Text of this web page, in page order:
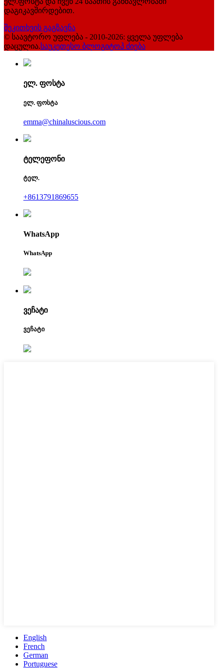
დაგიკავშირდებით.
შეკითხვის გაგზავნა
© საავტორო უფლება - 2010-2026: ყველა უფლება
დაცულია.საუკეთესო ბლოგიტოპ ძიება
ელ. ფოსტა
ელ. ფოსტა
emma@chinaluscious.com
ტელეფონი
ტელ.
+8613791869655
WhatsApp
WhatsApp
ვეჩატი
ვეჩატი
English
French
German
Portuguese